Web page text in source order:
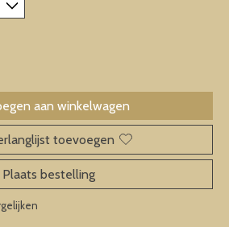
aan winkelwagen
toevoegen
Plaats bestelling